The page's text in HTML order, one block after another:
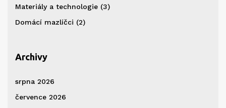
Materiály a technologie (3)
Domácí mazlíčci (2)
Archivy
srpna 2026
července 2026